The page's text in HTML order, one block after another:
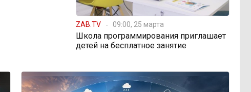
ZAB.TV 09:00, 25 марта
Школа программирования приглашает
детей на бесплатное занятие